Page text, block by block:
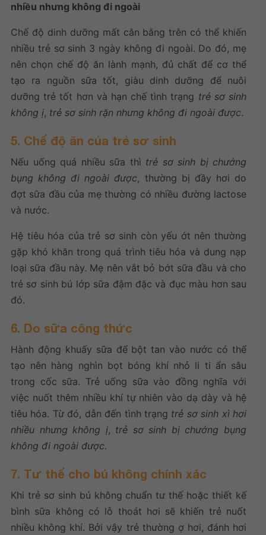
nhiều nhưng không đi ngoài
Chế độ dinh dưỡng mất cân bằng trên có thể khiến
nhiều trẻ sơ sinh 3 ngày không đi ngoài. Do đó, mẹ
nên chọn chế độ ăn lành mạnh, đủ chất để cơ thể
tạo ra nguồn sữa tốt, giàu dinh dưỡng để nuôi
dưỡng trẻ tốt hơn và hạn chế tình trạng trẻ sơ sinh
không ị, trẻ sơ sinh rặn nhưng không đi ngoài được.
5. Chế độ ăn của trẻ sơ sinh
Nếu uống quá nhiều sữa thì trẻ sơ sinh bị chướng
bụng không đi ngoài được, thường bị đầy hơi do
đợt sữa đầu của mẹ thường có nhiều đường lactose
và nước.
Hệ tiêu hóa của trẻ sơ sinh còn yếu ớt nên thường
gặp khó khăn trong quá trình tiêu hóa và dung nạp
loại sữa đầu này. Mẹ nên vắt bỏ bớt sữa đầu và cho
trẻ sơ sinh bú lớp sữa đậm đặc và đục màu hơn sau
đó.
6. Do sữa công thức
Hành động khuấy sữa để bột tan vào nước có thể
tạo nên hàng nghìn bọt bóng khí nhỏ li ti ẩn sâu
trong cốc sữa. Trẻ uống sữa vào đồng nghĩa với
việc nuốt thêm nhiều khí tự nhiên vào dạ dày và hệ
tiêu hóa. Từ đó, dẫn đến tình trạng trẻ sơ sinh xì hơi
nhiều nhưng không ị, trẻ sơ sinh bị chướng bụng
không đi ngoài được.
7. Tư thế cho bú không chính xác
Khi trẻ sơ sinh bú không chuẩn tư thế hoặc thiết kế
bình sữa không có lỗ thoát hơi sẽ khiến trẻ nuốt
nhiều không khí. Bởi vậy trẻ thường ợ hơi, đánh hơi